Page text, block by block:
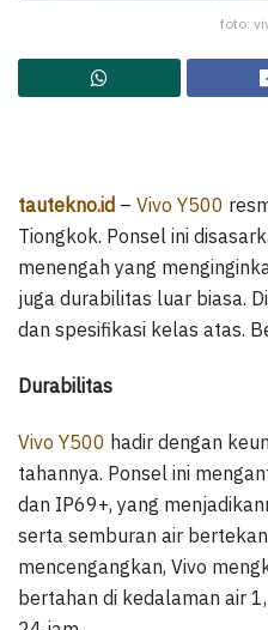
foto:
tautekno.id – Vivo Y500
Tiongkok. Ponsel ini
menengah yang
juga durabilitas luar biasa.
dan spesifikasi kelas atas.
Durabilitas
Vivo Y500 hadir dengan
tahannya. Ponsel ini
dan IP69+, yang
serta semburan air
mencengangkan, Vivo
bertahan di kedalaman air